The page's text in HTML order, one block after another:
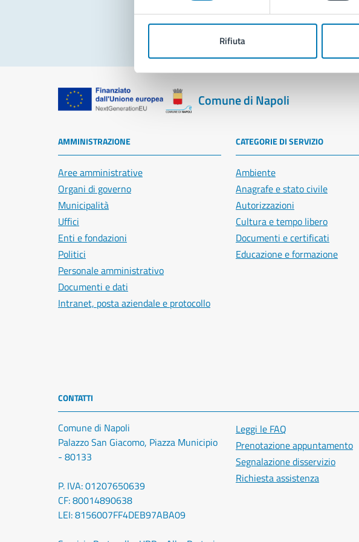
Rifiuta
Segnala disservizio
Comune di Napoli
AMMINISTRAZIONE
Aree amministrative
Organi di governo
Municipalità
Uffici
Enti e fondazioni
Politici
Personale amministrativo
Documenti e dati
Intranet, posta aziendale e protocollo
CATEGORIE DI SERVIZIO
Ambiente
Anagrafe e stato civile
Autorizzazioni
Cultura e tempo libero
Documenti e certificati
Educazione e formazione
CONTATTI
Comune di Napoli
Palazzo San Giacomo, Piazza Municipio
- 80133
P. IVA: 01207650639
CF: 80014890638
LEI: 8156007FF4DEB97ABA09
Leggi le FAQ
Prenotazione appuntamento
Segnalazione disservizio
Richiesta assistenza